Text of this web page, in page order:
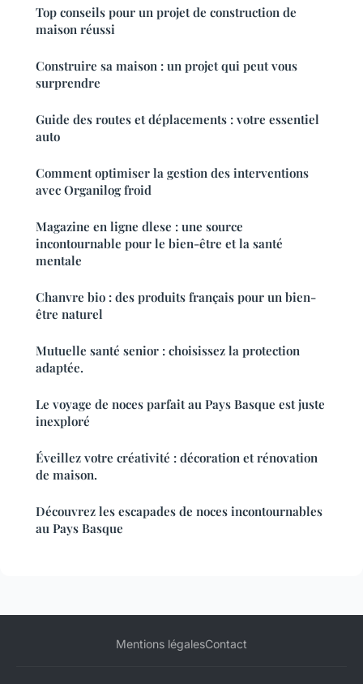
Top conseils pour un projet de construction de
maison réussi
Construire sa maison : un projet qui peut vous
surprendre
Guide des routes et déplacements : votre essentiel
auto
Comment optimiser la gestion des interventions
avec Organilog froid
Magazine en ligne dlese : une source
incontournable pour le bien-être et la santé
mentale
Chanvre bio : des produits français pour un bien-
être naturel
Mutuelle santé senior : choisissez la protection
adaptée.
Le voyage de noces parfait au Pays Basque est juste
inexploré
Éveillez votre créativité : décoration et rénovation
de maison.
Découvrez les escapades de noces incontournables
au Pays Basque
Mentions légalesContact